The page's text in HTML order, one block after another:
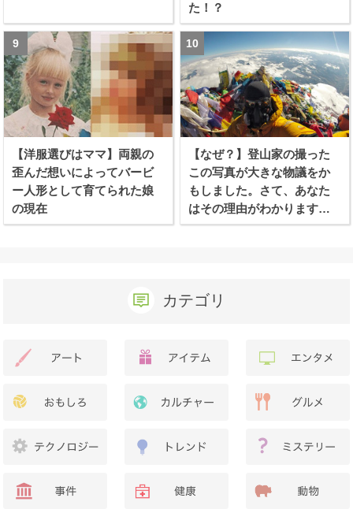
た！？
【洋服選びはママ】両親の
歪んだ想いによってバービ
ー人形として育てられた娘
の現在
【なぜ？】登山家の撮った
この写真が大きな物議をか
もしました。さて、あなた
はその理由がわかります
か？
カテゴリ